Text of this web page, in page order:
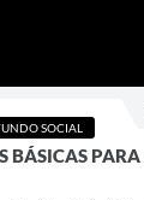
SOCIAL
BÁSICAS